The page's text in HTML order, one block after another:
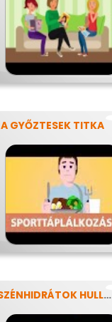
A GYŐZTESEK TITKA
A SZÉNHIDRÁTOK HULLÁMVASÚTJÁN